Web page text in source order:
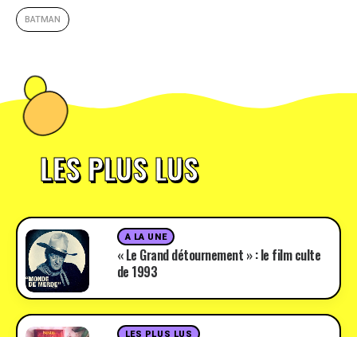
BATMAN
LES PLUS LUS
A LA UNE
« Le Grand détournement » : le film culte
de 1993
LES PLUS LUS